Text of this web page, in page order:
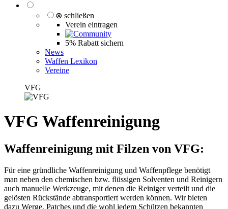
⊗ schließen
Verein eintragen
5% Rabatt sichern
News
Waffen Lexikon
Vereine
VFG
VFG Waffenreinigung
Waffenreinigung mit Filzen von VFG:
Für eine gründliche Waffenreinigung und Waffenpflege benötigt
man neben den chemischen bzw. flüssigen Solventen und Reinigern
auch manuelle Werkzeuge, mit denen die Reiniger verteilt und die
gelösten Rückstände abtransportiert werden können. Wir bieten
dazu Werge, Patches und die wohl jedem Schützen bekannten